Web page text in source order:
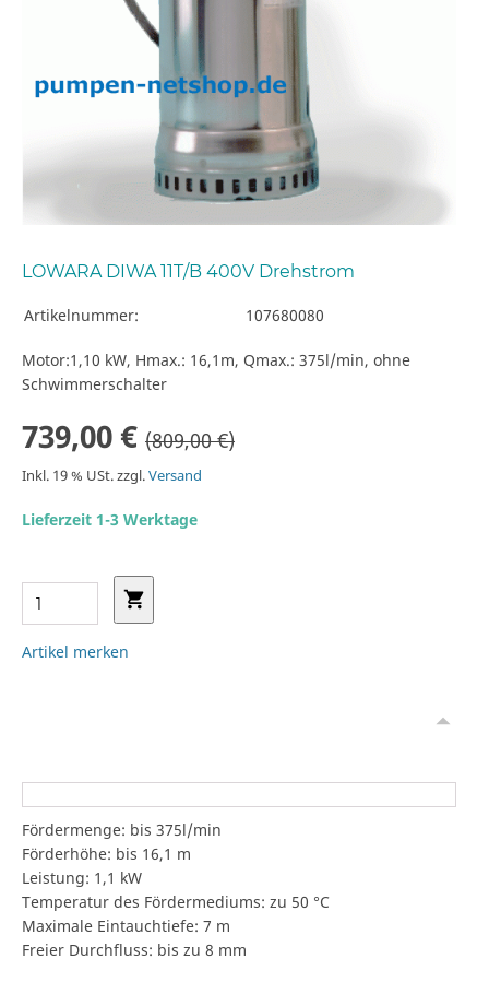
LOWARA DIWA 11T/B 400V Drehstrom
Artikelnummer: 107680080
Motor:1,10 kW, Hmax.: 16,1m, Qmax.: 375l/min, ohne
Schwimmerschalter
739,00 € (809,00 €)
Inkl. 19 % USt. zzgl.Versand
Lieferzeit 1-3 Werktage
Artikel merken
Fördermenge: bis 375l/min
Förderhöhe: bis 16,1 m
Leistung: 1,1 kW
Temperatur des Fördermediums: zu 50 °C
Maximale Eintauchtiefe: 7 m
Freier Durchfluss: bis zu 8 mm